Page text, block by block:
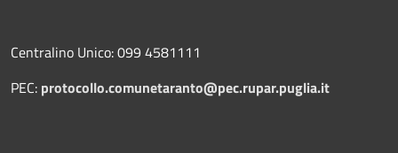
Centralino Unico: 099 4581111
PEC: protocollo.comunetaranto@pec.rupar.puglia.it